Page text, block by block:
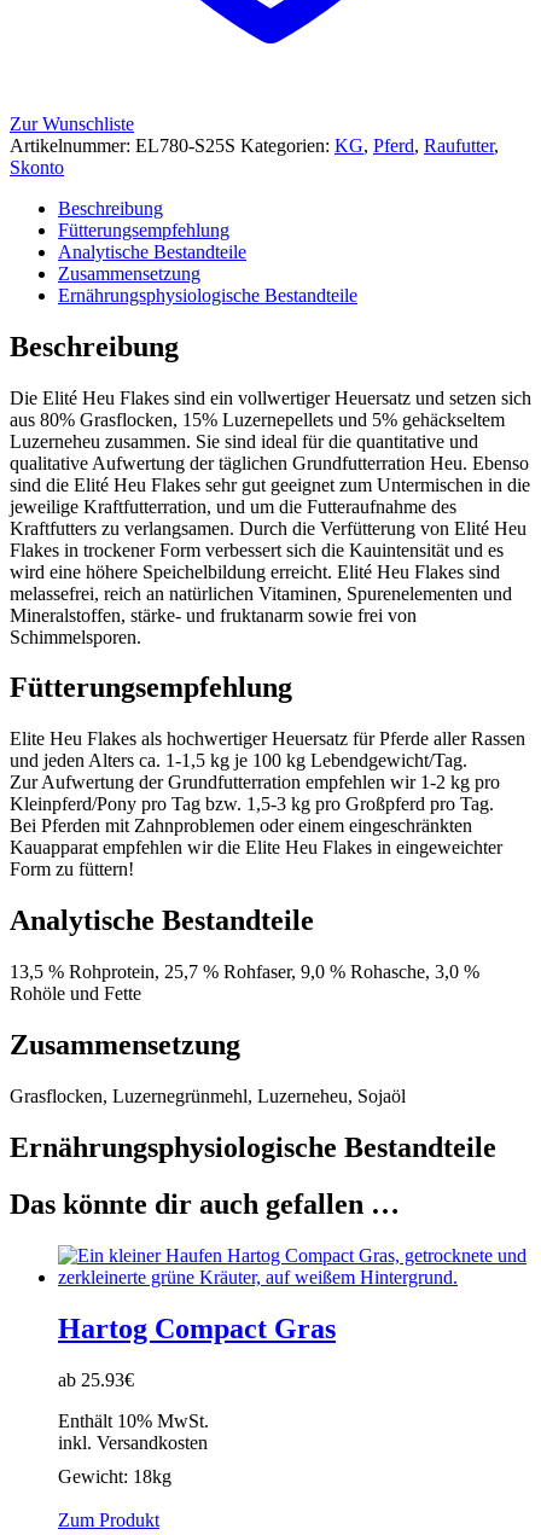
Zur Wunschliste
Artikelnummer: EL780-S25S Kategorien: KG, Pferd, Raufutter,
Skonto
Beschreibung
Fütterungsempfehlung
Analytische Bestandteile
Zusammensetzung
Ernährungsphysiologische Bestandteile
Beschreibung
Die Elité Heu Flakes sind ein vollwertiger Heuersatz und setzen sich
aus 80% Grasflocken, 15% Luzernepellets und 5% gehäckseltem
Luzerneheu zusammen. Sie sind ideal für die quantitative und
qualitative Aufwertung der täglichen Grundfutterration Heu. Ebenso
sind die Elité Heu Flakes sehr gut geeignet zum Untermischen in die
jeweilige Kraftfutterration, und um die Futteraufnahme des
Kraftfutters zu verlangsamen. Durch die Verfütterung von Elité Heu
Flakes in trockener Form verbessert sich die Kauintensität und es
wird eine höhere Speichelbildung erreicht. Elité Heu Flakes sind
melassefrei, reich an natürlichen Vitaminen, Spurenelementen und
Mineralstoffen, stärke- und fruktanarm sowie frei von
Schimmelsporen.
Fütterungsempfehlung
Elite Heu Flakes als hochwertiger Heuersatz für Pferde aller Rassen
und jeden Alters ca. 1-1,5 kg je 100 kg Lebendgewicht/Tag.
Zur Aufwertung der Grundfutterration empfehlen wir 1-2 kg pro
Kleinpferd/Pony pro Tag bzw. 1,5-3 kg pro Großpferd pro Tag.
Bei Pferden mit Zahnproblemen oder einem eingeschränkten
Kauapparat empfehlen wir die Elite Heu Flakes in eingeweichter
Form zu füttern!
Analytische Bestandteile
13,5 % Rohprotein, 25,7 % Rohfaser, 9,0 % Rohasche, 3,0 %
Rohöle und Fette
Zusammensetzung
Grasflocken, Luzernegrünmehl, Luzerneheu, Sojaöl
Ernährungsphysiologische Bestandteile
Das könnte dir auch gefallen …
Hartog Compact Gras
ab 25.93€
Enthält 10% MwSt.
inkl. Versandkosten
Gewicht: 18kg
Zum Produkt